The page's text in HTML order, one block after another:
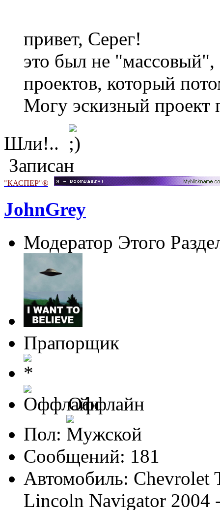
привет, Серег!
это был не
проектов, который
Могу эскизный проект
Шли!..
Записан
"КАСПЕР"®
JohnGrey
Модератор Этого
Прапорщик
Оффлайн
Пол:
Сообщений: 181
Автомобиль: Chevrolet
Lincoln Navigator 2004